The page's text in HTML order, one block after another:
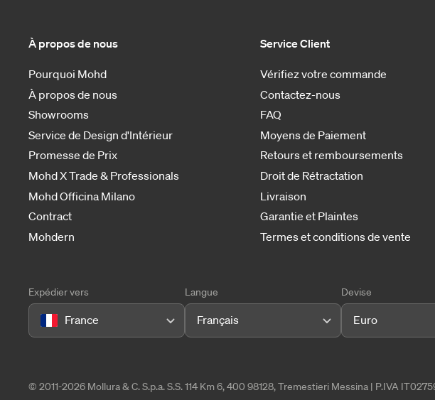
À propos de nous
Pourquoi Mohd
À propos de nous
Showrooms
Service de Design d'Intérieur
Promesse de Prix
Mohd X Trade & Professionals
Mohd Officina Milano
Contract
Mohdern
Service Client
Vérifiez votre commande
Contactez-nous
FAQ
Moyens de Paiement
Retours et remboursements
Droit de Rétractation
Livraison
Garantie et Plaintes
Termes et conditions de vente
Expédier vers
France
Langue
Français
Devise
Euro
© 2011-2026 Mollura & C. S.p.a. S.S. 114 Km 6, 400 98128, Tremestieri Messina | P.IVA